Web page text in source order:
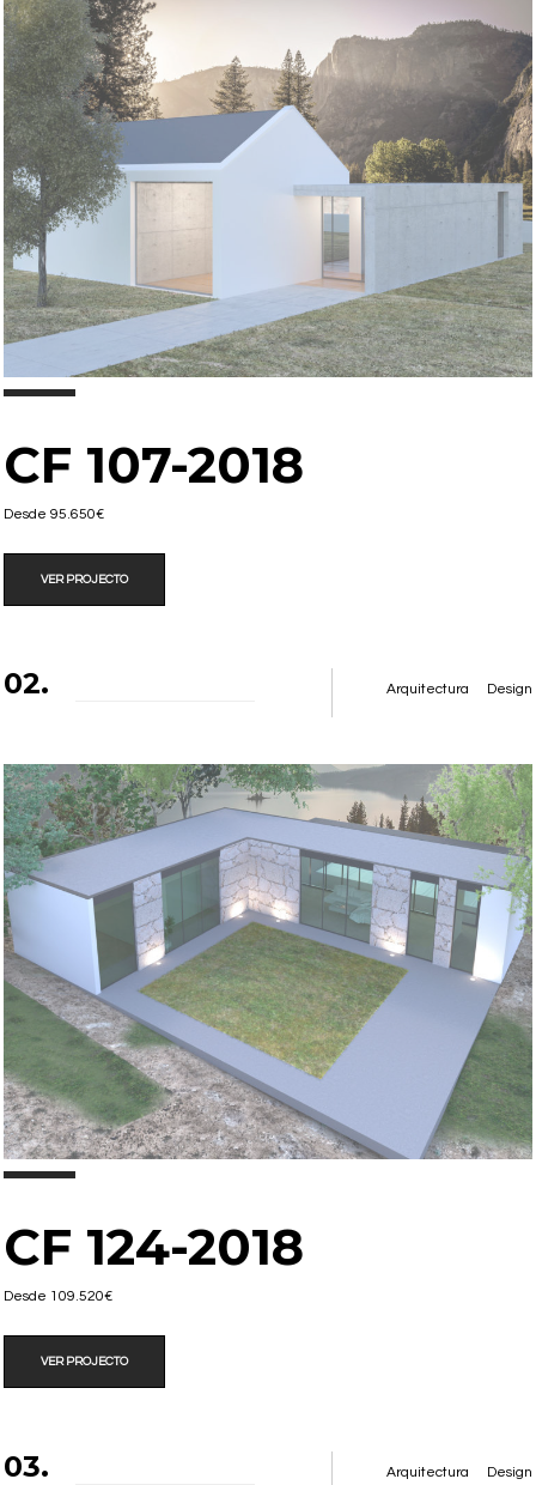
CF 107-2018
Desde 95.650€
VER PROJECTO
02. Arquitectura Design
CF 124-2018
Desde 109.520€
VER PROJECTO
03. Arquitectura Design